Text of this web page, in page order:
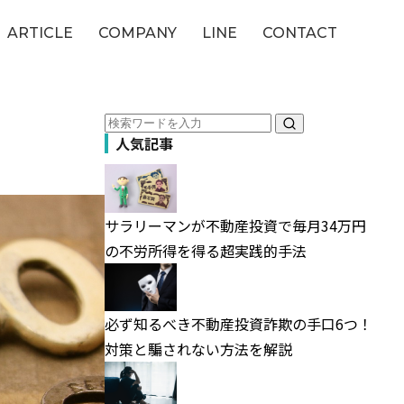
ARTICLE COMPANY LINE CONTACT
人気記事
サラリーマンが不動産投資で毎月34万円
の不労所得を得る超実践的手法
必ず知るべき不動産投資詐欺の手口6つ！
対策と騙されない方法を解説